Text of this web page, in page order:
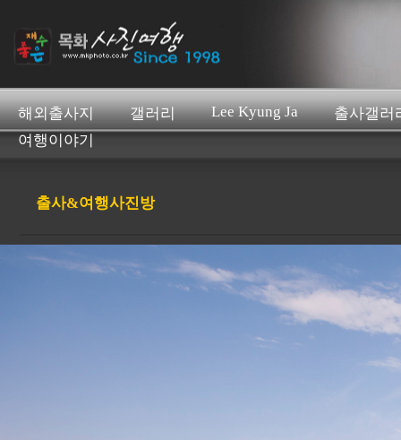
해외출사지 갤러리 Lee Kyung Ja
출사갤러
여행이야기
출사&여행사진방